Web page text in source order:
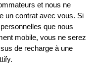
et nous ne
un contrat avec vous. Si
que nous
mobile, vous ne serez
de recharge à une